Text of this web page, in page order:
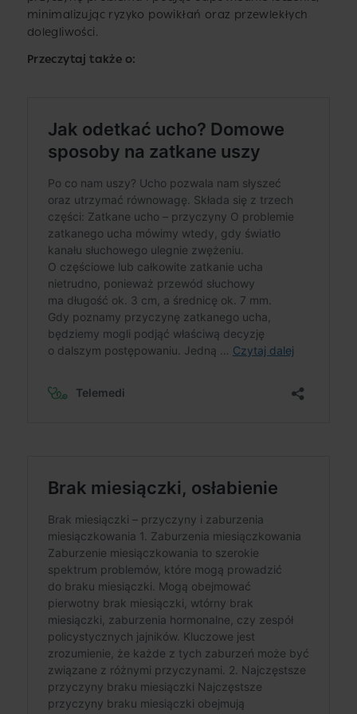
minimalizując ryzyko powikłań oraz przewlekłych
dolegliwości.
Przeczytaj także o: